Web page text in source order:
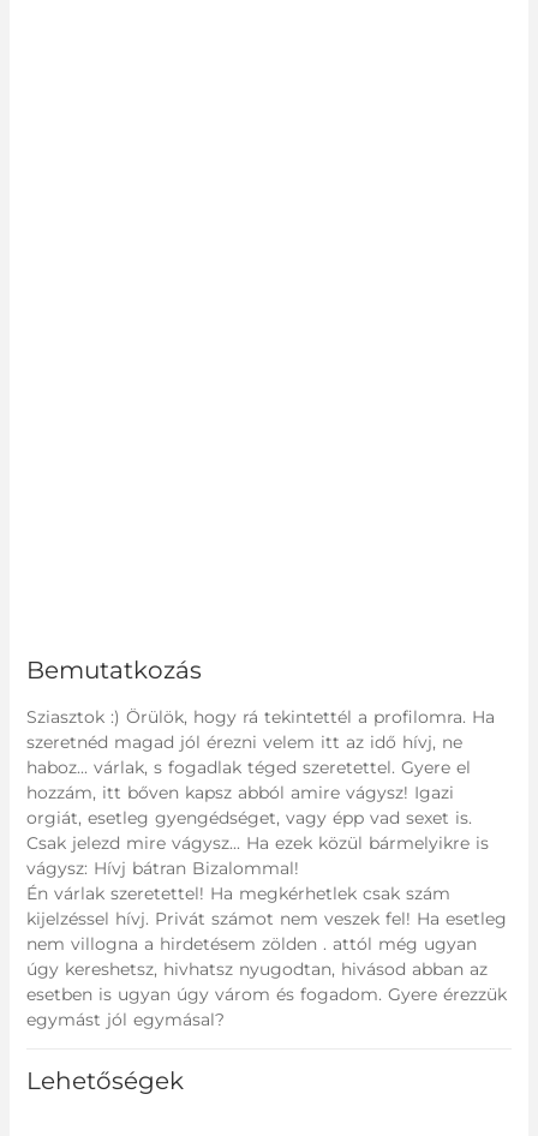
Bemutatkozás
Sziasztok :) Örülök, hogy rá tekintettél a profilomra. Ha
szeretnéd magad jól érezni velem itt az idő hívj, ne
haboz... várlak, s fogadlak téged szeretettel. Gyere el
hozzám, itt bőven kapsz abból amire vágysz! Igazi
orgiát, esetleg gyengédséget, vagy épp vad sexet is.
Csak jelezd mire vágysz... Ha ezek közül bármelyikre is
vágysz: Hívj bátran Bizalommal!
Én várlak szeretettel! Ha megkérhetlek csak szám
kijelzéssel hívj. Privát számot nem veszek fel! Ha esetleg
nem villogna a hirdetésem zölden . attól még ugyan
úgy kereshetsz, hivhatsz nyugodtan, hivásod abban az
esetben is ugyan úgy várom és fogadom. Gyere érezzük
egymást jól egymásal?
Lehetőségek